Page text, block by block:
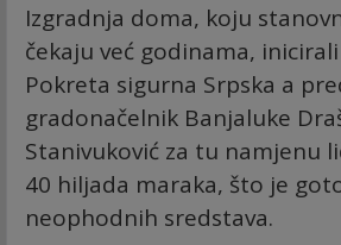
Izgradnja doma, koju
čekaju već godinama,
Pokreta sigurna Srpska a
gradonačelnik Banjaluke
Stanivuković za tu namjenu
40 hiljada maraka, što je
neophodnih sredstava.